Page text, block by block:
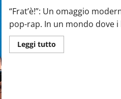
“Frat’è!”: Un omaggio
pop-rap. In un mondo dove i
Leggi tuttoLeggi
di